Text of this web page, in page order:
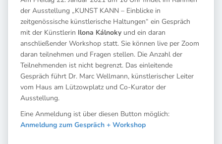
der Ausstellung „KUNST KANN – Einblicke in
zeitgenössische künstlerische Haltungen“ ein Gespräch
mit der Künstlerin Ilona Kálnoky und ein daran
anschließender Workshop statt. Sie können live per Zoom
daran teilnehmen und Fragen stellen. Die Anzahl der
Teilnehmenden ist nicht begrenzt. Das einleitende
Gespräch führt Dr. Marc Wellmann, künstlerischer Leiter
vom Haus am Lützowplatz und Co-Kurator der
Ausstellung.
Eine Anmeldung ist über diesen Button möglich:
Anmeldung zum Gespräch + Workshop